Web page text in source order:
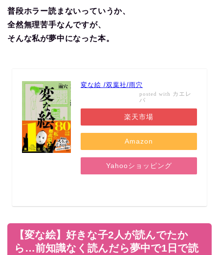
普段ホラー読まないっていうか、
全然無理苦手なんですが、
そんな私が夢中になった本。
変な絵 /双葉社/雨穴
posted with カエレ
バ
楽天市場
Amazon
Yahooショッピング
【変な絵】好きな子2人が読んでたか
ら…前知識なく読んだら夢中で1日で読